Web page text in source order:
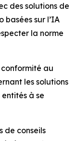
des solutions de
sur l’IA
la norme
au
les solutions
à se
de conseils